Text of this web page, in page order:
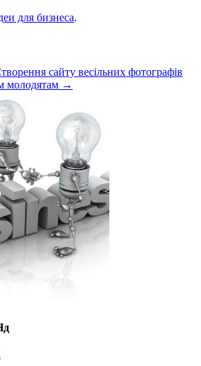
для бизнеса.
сайту весільних фотографів
молодятам →